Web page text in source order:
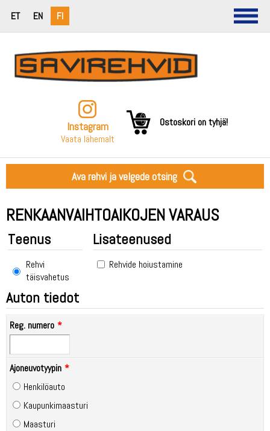
ET EN FI
Instagram
Vaata lähemalt
Ostoskori on tyhjä!
Ava rehvi ja velgede otsing
RENKAANVAIHTOAIKOJEN VARAUS
Teenus
Rehvi
täisvahetus
Lisateenused
Rehvide hoiustamine
Auton tiedot
Reg. numero
Ajoneuvotyypin
Henkilöauto
Kaupunkimaasturi
Maasturi